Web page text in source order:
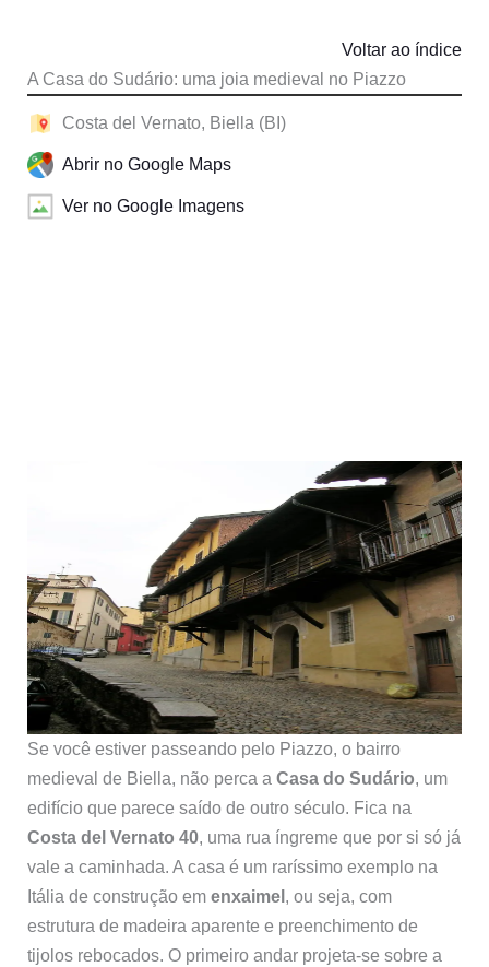
A Casa do Sudário: uma joia medieval no Piazzo
Voltar ao índice
Costa del Vernato, Biella (BI)
Abrir no Google Maps
Ver no Google Imagens
Se você estiver passeando pelo Piazzo, o bairro
medieval de Biella, não perca a Casa do Sudário, um
edifício que parece saído de outro século. Fica na
Costa del Vernato 40, uma rua íngreme que por si só já
vale a caminhada. A casa é um raríssimo exemplo na
Itália de construção em enxaimel , ou seja, com
estrutura de madeira aparente e preenchimento de
tijolos rebocados. O primeiro andar projeta-se sobre a